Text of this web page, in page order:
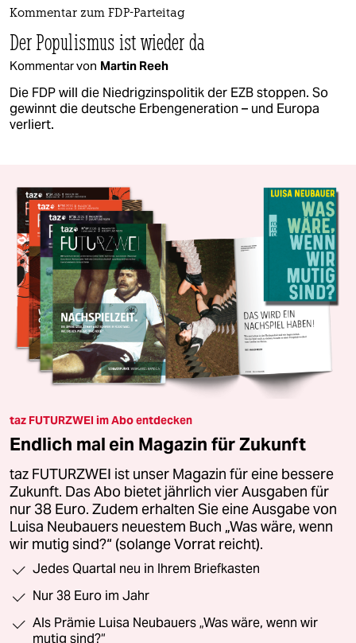
Kommentar zum FDP-Parteitag
Der Populismus ist wieder da
Kommentar von Martin Reeh
Die FDP will die Niedrigzinspolitik der EZB stoppen. So
gewinnt die deutsche Erbengeneration – und Europa
verliert.
taz FUTURZWEI im Abo entdecken
Endlich mal ein Magazin für Zukunft
taz FUTURZWEI ist unser Magazin für eine bessere
Zukunft. Das Abo bietet jährlich vier Ausgaben für
nur 38 Euro. Zudem erhalten Sie eine Ausgabe von
Luisa Neubauers neuestem Buch „Was wäre, wenn
wir mutig sind?“ (solange Vorrat reicht).
Jedes Quartal neu in Ihrem Briefkasten
Nur 38 Euro im Jahr
Als Prämie Luisa Neubauers „Was wäre, wenn wir
mutig sind?“